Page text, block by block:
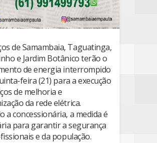
de Samambaia, Taguatinga,
e Jardim Botânico terão o
de energia interrompido
feira (21) para a execução
de melhoria e
da rede elétrica.
a concessionária, a medida é
para garantir a segurança
e da população.